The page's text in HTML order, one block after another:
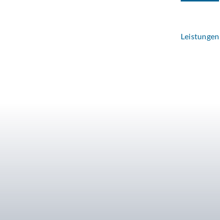
Leistungen